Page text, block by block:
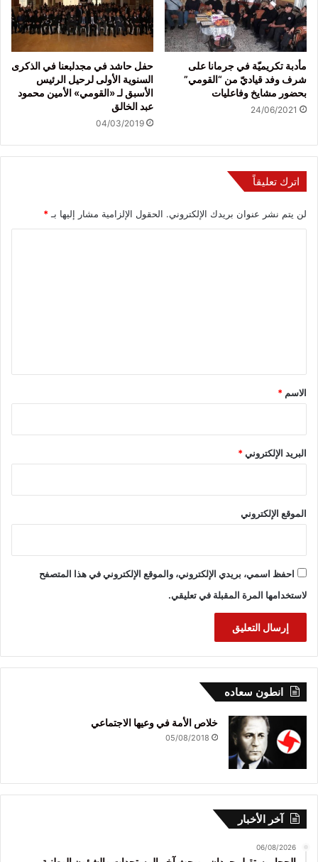
مأدبة تكريميّة في جرمانا على
شرف وفد قياديّ من “القومي”
بحضور مشايخ وفاعليات
24/06/2021
حفل حاشد في مجدلبعنا في الذكرى
السنوية الأولى لرحيل الرئيس
الأسبق لـ «القومي» الأمين محمود
عبد الخالق
04/03/2019
اترك تعليقاً
لن يتم نشر عنوان بريدك الإلكتروني. الحقول الإلزامية مشار إليها بـ*
*
الاسم *
البريد الإلكتروني*
الموقع الإلكتروني
احفظ اسمي، بريدي الإلكتروني، والموقع الإلكتروني في هذا المتصفح
لاستخدامها المرة المقبلة في تعليقي.
انطون سعاده
خلاص الأمة في وعيها الاجتماعي
05/08/2018
آخر الأخبار
06/08/2026